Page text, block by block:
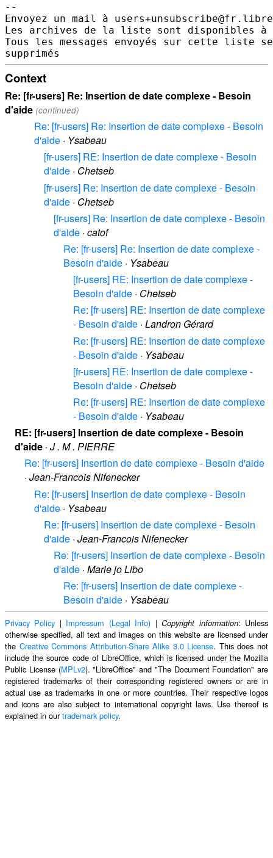
--
Envoyez un mail à
Les archives de la liste sont disponibles à
Tous les messages envoyés sur cette liste
Context
Re: [fr-users] Re: Insertion de date complexe - Besoin
d'aide (continued)
Re: [fr-users] Re: Insertion de date complexe - Besoin
d'aide · Ysabeau
[fr-users] RE: Insertion de date complexe - Besoin
d'aide · Chetseb
[fr-users] Re: Insertion de date complexe - Besoin
d'aide · Chetseb
[fr-users] Re: Insertion de date complexe - Besoin
d'aide · catof
Re: [fr-users] Re: Insertion de date complexe -
Besoin d'aide · Ysabeau
[fr-users] RE: Insertion de date complexe -
Besoin d'aide · Chetseb
Re: [fr-users] RE: Insertion de date complexe
- Besoin d'aide · Landron Gérard
Re: [fr-users] RE: Insertion de date complexe
- Besoin d'aide · Ysabeau
[fr-users] RE: Insertion de date complexe -
Besoin d'aide · Chetseb
Re: [fr-users] RE: Insertion de date complexe
- Besoin d'aide · Ysabeau
RE: [fr-users] Insertion de date complexe - Besoin
d'aide · J . M . PIERRE
Re: [fr-users] Insertion de date complexe - Besoin d'aide
· Jean-Francois Nifenecker
Re: [fr-users] Insertion de date complexe - Besoin
d'aide · Ysabeau
Re: [fr-users] Insertion de date complexe - Besoin
d'aide · Jean-Francois Nifenecker
Re: [fr-users] Insertion de date complexe - Besoin
d'aide · Marie jo Libo
Re: [fr-users] Insertion de date complexe -
Besoin d'aide · Ysabeau
Privacy Policy | Impressum (Legal Info) |Copyright information: Unless
otherwise specified, all text and images on this website are licensed under
the Creative Commons Attribution-Share Alike 3.0 License. This does not
include the source code of LibreOffice, which is licensed under the Mozilla
Public License (MPLv2). "LibreOffice" and "The Document Foundation" are
registered trademarks of their corresponding registered owners or are in
actual use as trademarks in one or more countries. Their respective logos
and icons are also subject to international copyright laws. Use thereof is
explained in ourtrademark policy.